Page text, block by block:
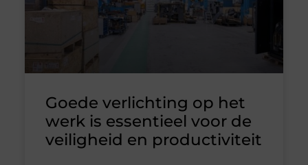
Goede verlichting op het
werk is essentieel voor de
veiligheid en productiviteit